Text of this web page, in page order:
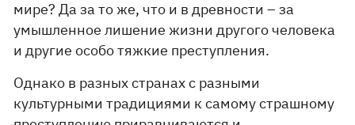
мире? Да за то же, что и в древности – за
умышленное лишение жизни другого человека
и другие особо тяжкие преступления.
Однако в разных странах с разными
культурными традициями к самому страшному